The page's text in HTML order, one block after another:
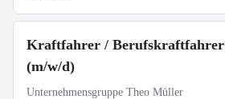
Kraftfahrer / Berufskraftfahrer
(m/w/d)
Unternehmensgruppe Theo Müller